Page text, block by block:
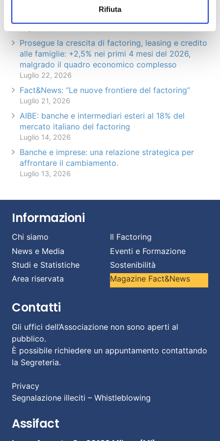
Rifiuta
Il factoring in cifre – giugno 2026 (dati
Prosegue la crescita di factoring, leasing e credito
alle famiglie: +2,5% nei primi 4 mesi del 2026,
malgrado il quadro economico complesso
Luglio 22, 2026
Fact&News: “Le nuove frontiere del factoring”
Luglio 21, 2026
AIBE: banche e intermediari esteri al 18% del
mercato italiano del factoring
Luglio 14, 2026
Banche e imprese: una relazione strategica per
affrontare il cambiamento.
Luglio 13, 2026
Informazioni
Chi siamo
Il Factoring
News e Media
Eventi e Formazione
Studi e Statistiche
Sostenibilità
Area riservata
Magazine Fact&News
Contatti
Gli uffici dell’Associazione non sono aperti al
pubblico.
È possibile richiedere un appuntamento contattando
la Segreteria.
Privacy
Segnalazione illeciti – Whistleblowing
Assifact